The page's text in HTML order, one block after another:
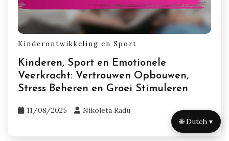
Kinderontwikkeling en Sport
Kinderen, Sport en Emotionele
Veerkracht: Vertrouwen Opbouwen,
Stress Beheren en Groei Stimuleren
11/08/2025
Nikoleta Radu
🌐 Dutch ▾